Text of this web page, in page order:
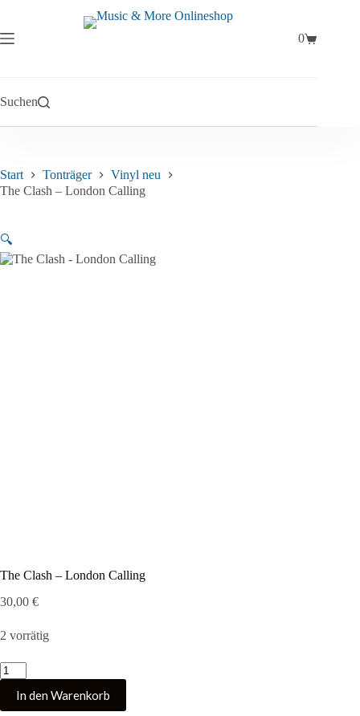
springen
Warenkorb
0
Suchen
Start Tonträger
Vinyl neu
The Clash – London Calling
🔍
The Clash – London Calling
30,00 €
2 vorrätig
The
Clash
London
In den Warenkorb